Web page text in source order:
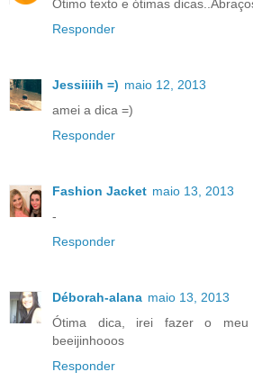
Ótimo texto e ótimas
Responder
Jessiiiih =) maio 12, 2013
amei a dica =)
Responder
Fashion Jacket maio 13, 2013
-
Responder
Déborah-alana maio 13, 2013
Ótima dica, irei fazer o
beeijinhooos
Responder